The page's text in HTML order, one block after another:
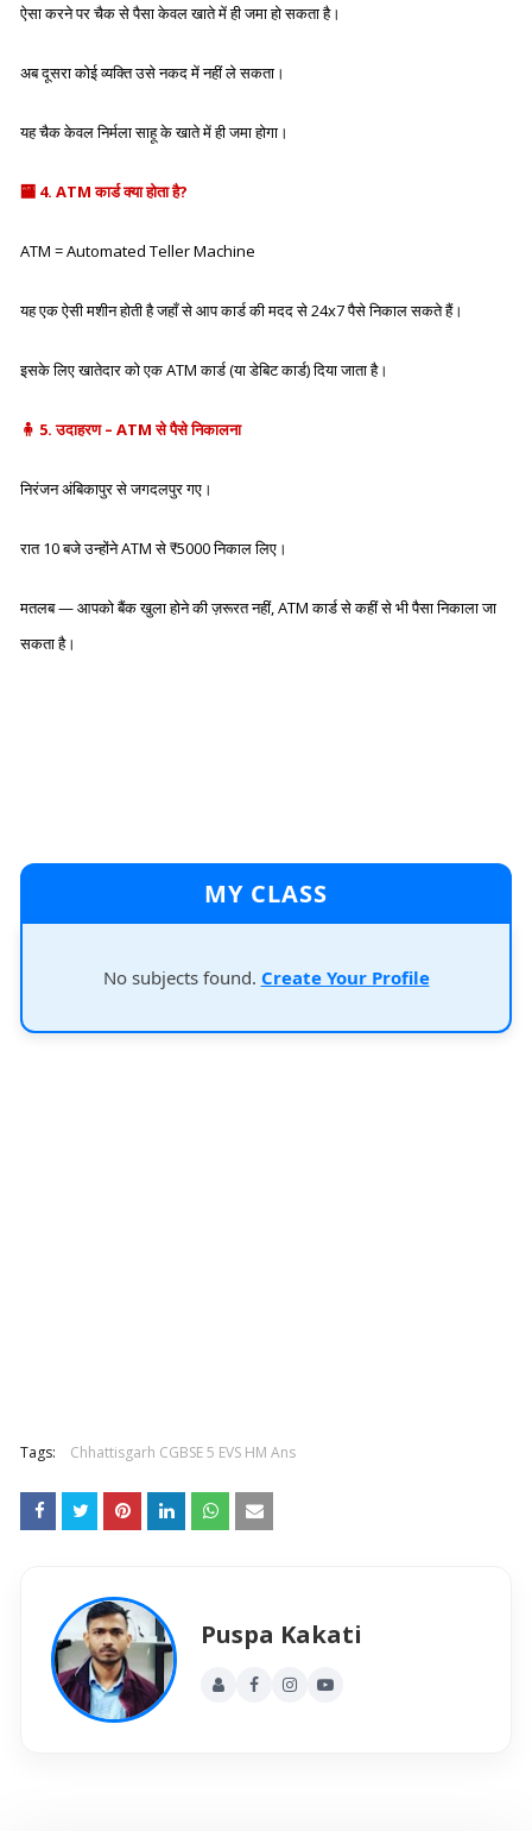
ऐसा करने पर चैक सेपैसा केवल खाते में ही जमाहो सकता है।
अब दूसरा कोई व्यक्ति उसेनकद में नहीं ले सकता ।
यह चैक केवलनिर्मला साहू के खाते मेंही जमा होगा।
🏧 4. ATM कार्ड क्या होता है?
ATM = Automated Teller Machine
यह एक ऐसी मशीन होती है जहाँ से आप कार्ड की मदद से24x7 पैसे निकाल सकते हैं।
इसके लिए खातेदार को एकATM कार्ड(याडेबिट कार्ड) दिया जाता है।
🧍 5. उदाहरण – ATM से पैसे निकालना
निरंजनअंबिकापुर सेजगदलपुरगए।
रात 10 बजे उन्होंनेATM से ₹5000निकाल लिए।
मतलब — आपको बैंक खुला होने की ज़रूरत नहीं, ATM कार्ड सेकहीं से भी पैसानिकाला जा
सकता है।
MY CLASS
No subjects found. Create Your Profile
Tags: Chhattisgarh CGBSE 5 EVS HM Ans
Puspa Kakati